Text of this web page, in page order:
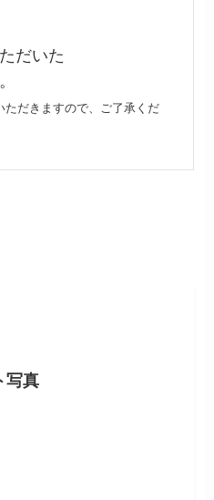
だいた
だきますので、ご了承くだ
写真